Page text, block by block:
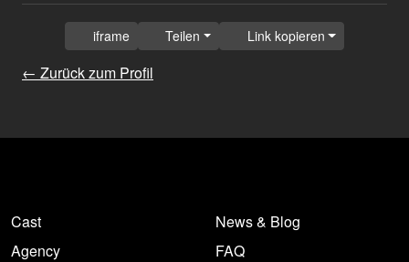
← Zurück zum Profil
iframe Teilen Link kopieren
Cast
Agency
News & Blog
FAQ